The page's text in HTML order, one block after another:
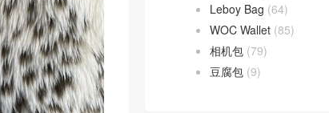
Leboy Bag (64)
WOC Wallet (85)
相机包 (79)
豆腐包 (9)